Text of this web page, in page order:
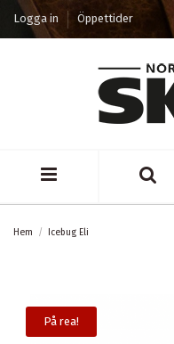
Logga in Öppettider
Hem Icebug Eli
På rea!